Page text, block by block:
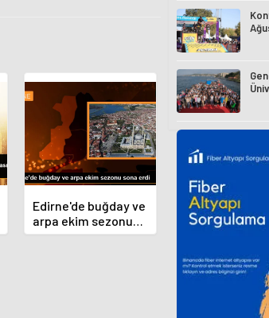
Edirne'de buğday ve
arpa ekim sezonu
sona erdi